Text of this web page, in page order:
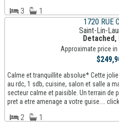
3 1
1720 RUE
Saint-Lin-
Detached,
Approximate price in
Calme et tranquillite absolue* Cette
au rdc, 1 sdb, cuisine, salon et salle a
secteur calme et paisible. Un terrain de
pret a etre amenage a votre guise....
2 1